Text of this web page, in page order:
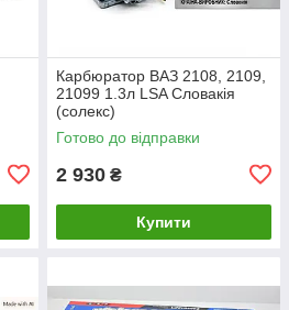
Карбюратор ВАЗ 2108, 2109,
21099 1.3л LSA Словакія
(солекс)
Готово до відправки
2 930 ₴
Купити